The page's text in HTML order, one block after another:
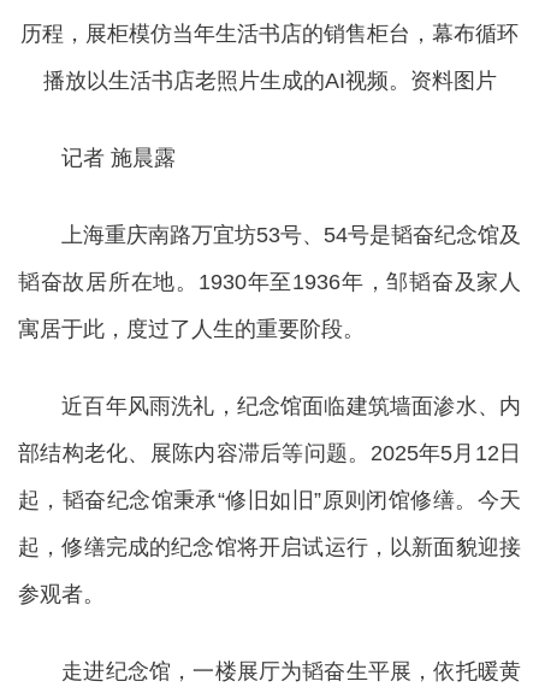
历程，展柜模仿当年生活书店的销售柜台，幕布循环
播放以生活书店老照片生成的AI视频。资料图片
记者 施晨露
上海重庆南路万宜坊53号、54号是韬奋纪念馆及
韬奋故居所在地。1930年至1936年，邹韬奋及家人
寓居于此，度过了人生的重要阶段。
近百年风雨洗礼，纪念馆面临建筑墙面渗水、内
部结构老化、展陈内容滞后等问题。2025年5月12日
起，韬奋纪念馆秉承“修旧如旧”原则闭馆修缮。今天
起，修缮完成的纪念馆将开启试运行，以新面貌迎接
参观者。
走进纪念馆，一楼展厅为韬奋生平展，依托暖黄